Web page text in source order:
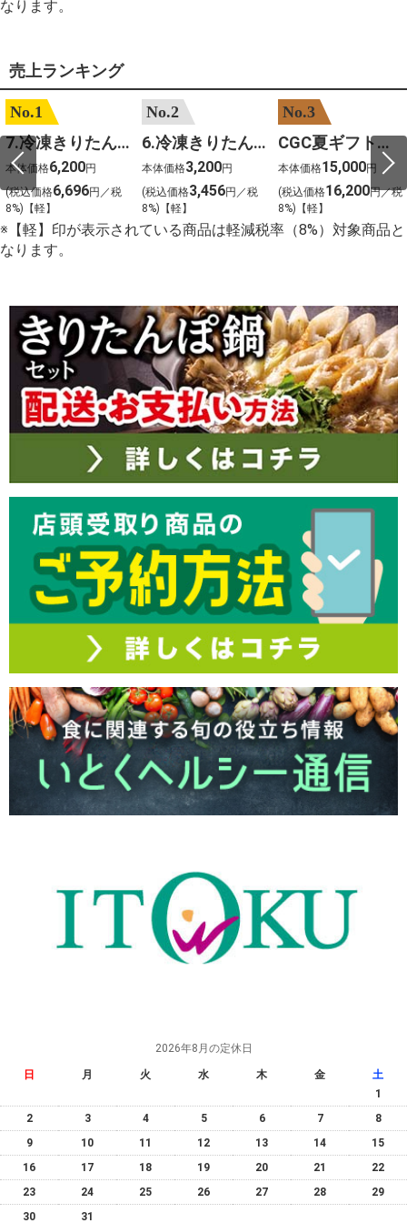
なります。
売上ランキング
No.1
7.冷凍きりたんぽセットM 野菜なし 4人前
本体価格6,200円
(税込価格6,696円／税
8%)【軽】
No.2
6.冷凍きりたんぽセットＳ 野菜なし 2人前
本体価格3,200円
(税込価格3,456円／税
8%)【軽】
No.3
CGC夏ギフト【1101】和牛苑 神戸牛・三田和牛食べ比べ(680g)
本体価格15,000円
(税込価格16,200円／税
8%)【軽】
※【軽】印が表示されている商品は軽減税率（8%）対象商品と
なります。
2026年8月の定休日
日 月 火 水 木 金
土
1
2
3 4 5 6 7
8
9
10 11 12 13 14
15
16
17 18 19 20 21
22
23
24 25 26 27 28
29
30
31